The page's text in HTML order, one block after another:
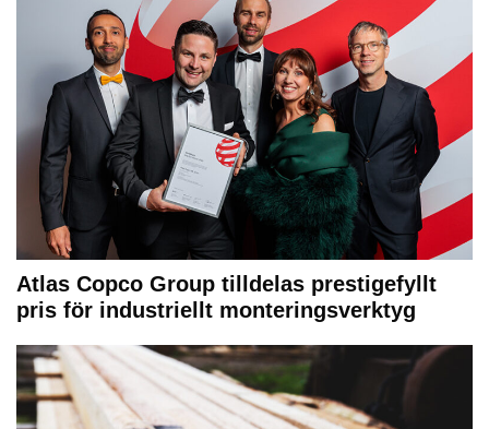
Atlas Copco Group tilldelas prestigefyllt
pris för industriellt monteringsverktyg